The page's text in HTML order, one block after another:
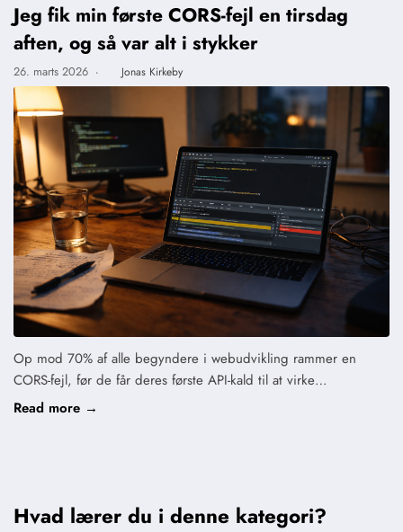
Jeg fik min første CORS-fejl en tirsdag
aften, og så var alt i stykker
26. marts 2026 · Jonas Kirkeby
Op mod 70% af alle begyndere i webudvikling rammer en
CORS-fejl, før de får deres første API-kald til at virke…
Read more →
Hvad lærer du i denne kategori?